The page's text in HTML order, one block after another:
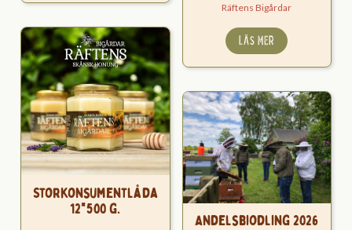
Räftens Bigårdar
LÄS MER
Storkonsumentlåda
12*500 g.
Andelsbiodling 2026